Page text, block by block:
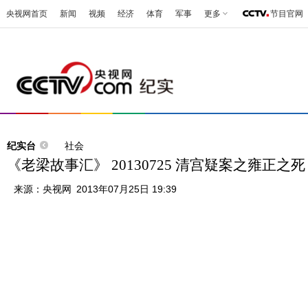
央视网首页 新闻 视频 经济 体育 军事 更多 节目官网
纪实台 社会
《老梁故事汇》 20130725 清宫疑案之雍正之死
来源： 央视网 2013年07月25日 19:39